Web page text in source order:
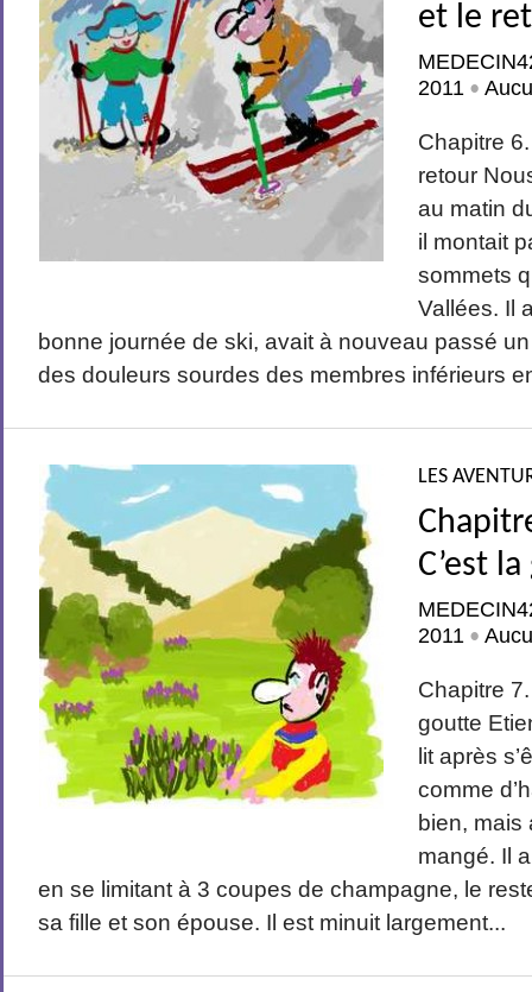
et le
2011 •
Chapitre
retour
au matin
il montait
sommets
Vallées. Il
bonne journée de ski, avait à nouveau passé
des douleurs sourdes des membres inférieurs
LES
C’est
2011 •
Chapitre
goutte
lit après
comme
bien,
mangé. Il
en se limitant à 3 coupes de champagne, le
sa fille et son épouse. Il est minuit largement...